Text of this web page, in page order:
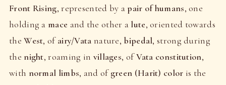
Front Rising, represented by apair of humans, one
holding amace and the other a lute, oriented towards
theWest, ofairy/Vata nature, bipedal, strong during
thenight, roaming in villages, ofVata constitution,
with normal limbs, and ofgreen (Harit) color is the